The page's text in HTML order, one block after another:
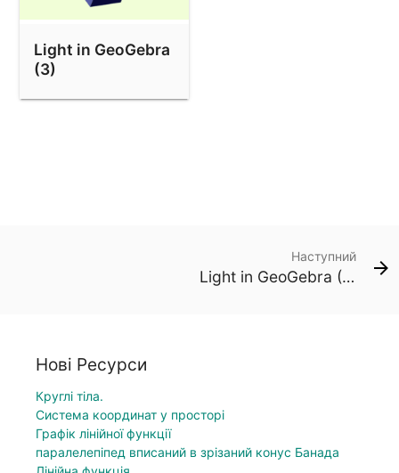
Light in GeoGebra
(3)
Наступний
Light in GeoGebra (3)
Нові Ресурси
Круглі тіла.
Система координат у просторі
Графік лінійної функції
паралелепіпед вписаний в зрізаний конус Банада